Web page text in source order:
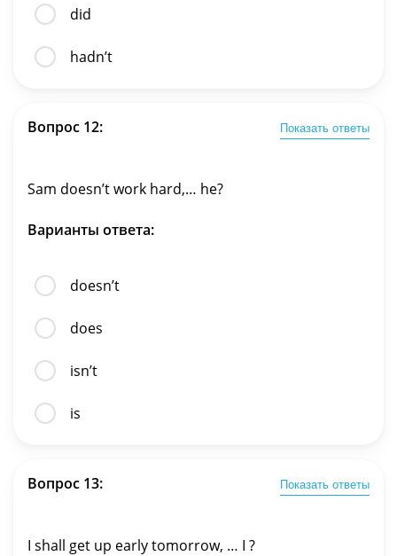
did
hadn’t
Вопрос 12: Показать ответы
Sam doesn’t work hard,… he?
Варианты ответа:
doesn’t
does
isn’t
is
Вопрос 13: Показать ответы
I shall get up early tomorrow, … I ?